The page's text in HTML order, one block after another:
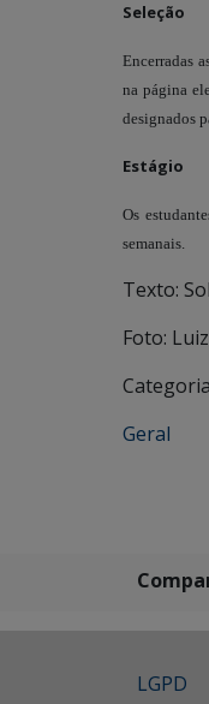
Seleção
Encerradas
na página
designados
Estágio
Os
semanais.
Texto:
Foto:
Geral
LGPD